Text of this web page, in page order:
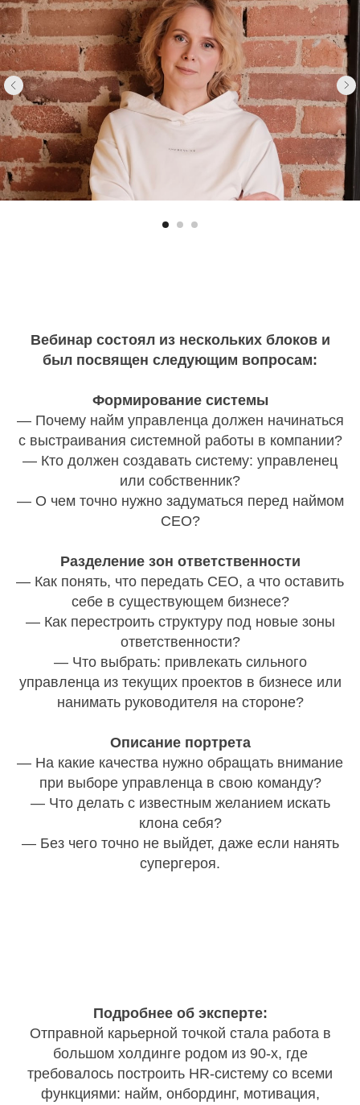
Вебинар состоял из нескольких блоков и
был посвящен следующим вопросам:
Формирование системы
— Почему найм управленца должен начинаться
с выстраивания системной работы в компании?
— Кто должен создавать систему: управленец
или собственник?
— О чем точно нужно задуматься перед наймом
СЕО?
Разделение зон ответственности
— Как понять, что передать CEO, а что оставить
себе в существующем бизнесе?
— Как перестроить структуру под новые зоны
ответственности?
— Что выбрать: привлекать сильного
управленца из текущих проектов в бизнесе или
нанимать руководителя на стороне?
Описание портрета
— На какие качества нужно обращать внимание
при выборе управленца в свою команду?
— Что делать с известным желанием искать
клона себя?
— Без чего точно не выйдет, даже если нанять
супергероя.
Подробнее об эксперте:
Отправной карьерной точкой стала работа в
большом холдинге родом из 90-х, где
требовалось построить HR-систему со всеми
функциями: найм, онбординг, мотивация,